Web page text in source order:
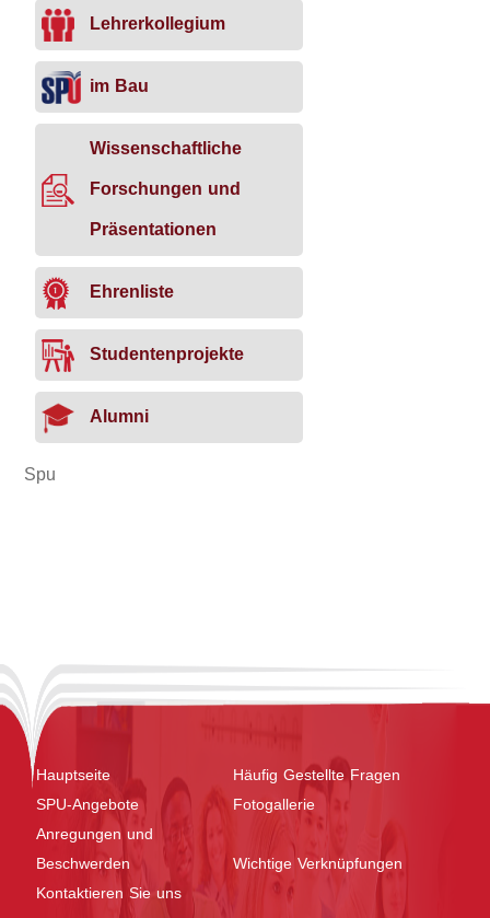
Lehrerkollegium
im Bau
Wissenschaftliche
Forschungen und
Präsentationen
Ehrenliste
Studentenprojekte
Alumni
Spu
Hauptseite
Häufig Gestellte Fragen
SPU-Angebote
Fotogallerie
Anregungen und
Beschwerden
Wichtige Verknüpfungen
Kontaktieren Sie uns